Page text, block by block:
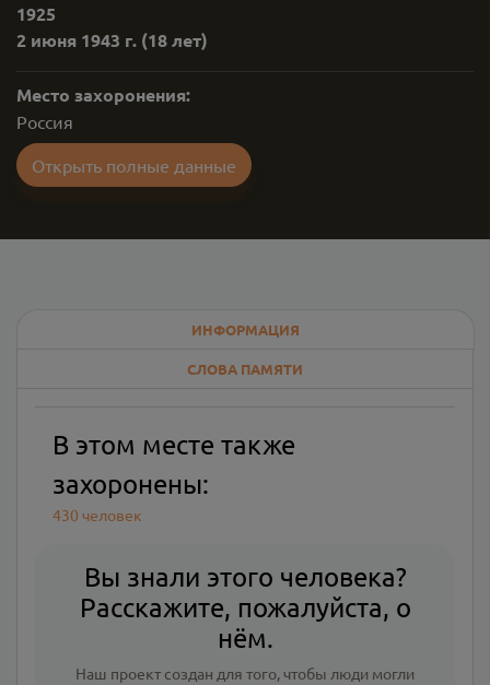
1925
2 июня 1943 г. (18 лет)
Место захоронения:
Россия
Открыть полные данные
ИНФОРМАЦИЯ
СЛОВА ПАМЯТИ
В этом месте также
захоронены:
430 человек
Вы знали этого человека?
Расскажите, пожалуйста, о
нём.
Наш проект создан для того, чтобы люди могли